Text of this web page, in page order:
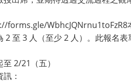
forms.gle/WbhcJQNrnu1toFzR8
2 至 3 人（至少 2 人）。此報名
2/21（五）
：